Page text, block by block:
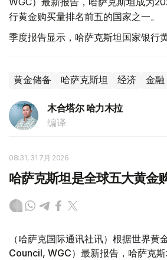
行黄金购买量排名前五的国家之一。
季度报告显示，哈萨克斯坦国家银行
黄金储备 哈萨克斯坦 经济 金融
木合塔尔 哈力木拉
编译
08:31, 31 7月 2026
哈萨克斯坦是全球五大黄金
（哈萨克国际通讯社讯）根据世界
Council, WGC）最新报告，哈萨克